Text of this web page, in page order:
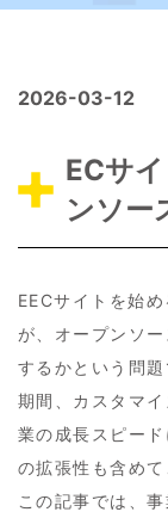
2026-03-12
ECサ
ンソー
EECサイトを始
が、オープンソ
するかという問
期間、カスタマ
業の成長スピー
の拡張性も含め
この記事では、